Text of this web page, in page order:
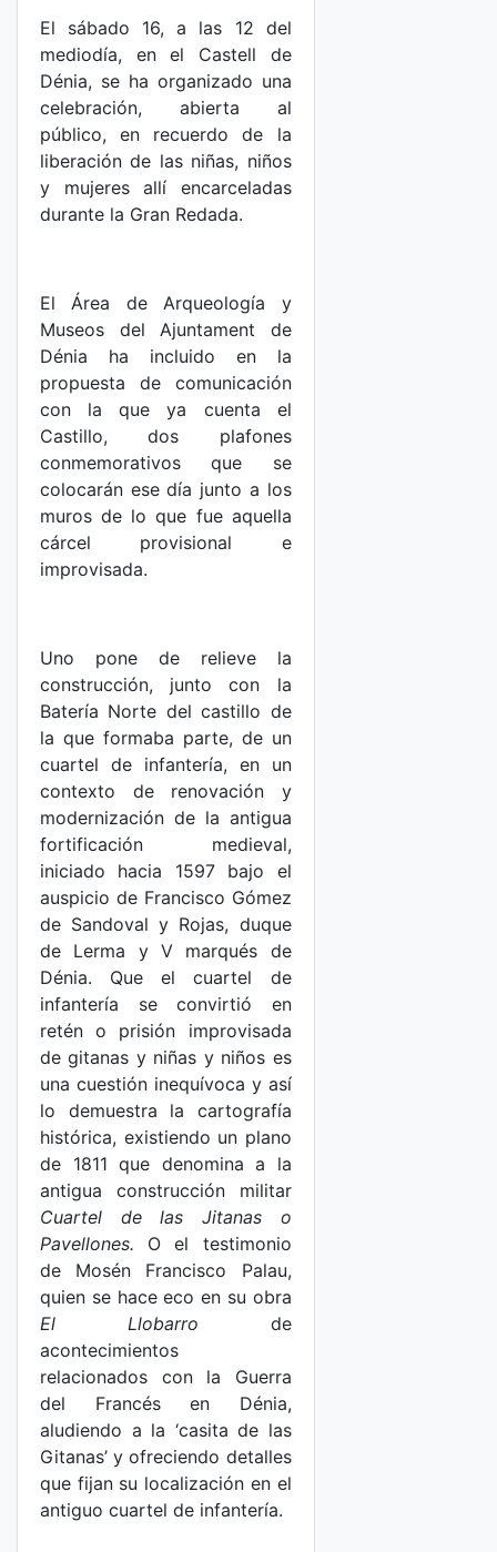
El sábado 16, a las 12 del
mediodía, en el Castell de
Dénia, se ha organizado una
celebración, abierta al
público, en recuerdo de la
liberación de las niñas, niños
y mujeres allí encarceladas
durante la Gran Redada.
El Área de Arqueología y
Museos del Ajuntament de
Dénia ha incluido en la
propuesta de comunicación
con la que ya cuenta el
Castillo, dos plafones
conmemorativos que se
colocarán ese día junto a los
muros de lo que fue aquella
cárcel provisional e
improvisada.
Uno pone de relieve la
construcción, junto con la
Batería Norte del castillo de
la que formaba parte, de un
cuartel de infantería, en un
contexto de renovación y
modernización de la antigua
fortificación medieval,
iniciado hacia 1597 bajo el
auspicio de Francisco Gómez
de Sandoval y Rojas, duque
de Lerma y V marqués de
Dénia. Que el cuartel de
infantería se convirtió en
retén o prisión improvisada
de gitanas y niñas y niños es
una cuestión inequívoca y así
lo demuestra la cartografía
histórica, existiendo un plano
de 1811 que denomina a la
antigua construcción militar
Cuartel de las Jitanas o
Pavellones. O el testimonio
de Mosén Francisco Palau,
quien se hace eco en su obra
El Llobarro de
acontecimientos
relacionados con la Guerra
del Francés en Dénia,
aludiendo a la ‘casita de las
Gitanas’ y ofreciendo detalles
que fijan su localización en el
antiguo cuartel de infantería.